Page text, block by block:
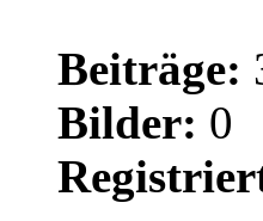
Beiträge:
Bilder: 0